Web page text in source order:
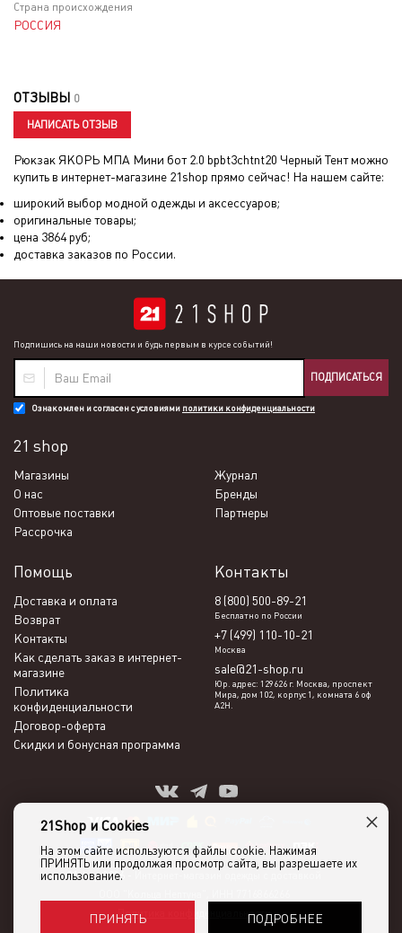
Страна происхождения
РОССИЯ
ОТЗЫВЫ 0
НАПИСАТЬ ОТЗЫВ
Рюкзак ЯКОРЬ МПА Мини бот 2.0 bpbt3chtnt20 Черный Тентможно
купить в интернет-магазине 21shop прямо сейчас! На нашем сайте:
широкий выбор модной одежды и аксессуаров;
оригинальные товары;
цена 3864руб;
доставка заказов по России.
Подпишись на наши новости и будь первым в курсе событий!
ПОДПИСАТЬСЯ
Ознакомлен и согласен с условиями политики конфиденциальности
21 shop
Магазины
Журнал
О нас
Бренды
Оптовые поставки
Партнеры
Рассрочка
Помощь
Доставка и оплата
Возврат
Контакты
Как сделать заказ в интернет-
магазине
Политика
конфиденциальности
Договор-оферта
Скидки и бонусная программа
Контакты
8 (800) 500-89-21
Бесплатно по России
+7 (499) 110-10-21
Москва
sale@21-shop.ru
Юр. адрес: 129626 г. Москва, проспект
Мира, дом 102, корпус 1, комната 6 оф
А2Н.
21shop 2026 -
Политика конфиденциальности
21Shop и Cookies
На этом сайте используются файлы cookie. Нажимая
ПРИНЯТЬ или продолжая просмотр сайта, вы разрешаете их
использование.
ПРИНЯТЬ ПОДРОБНЕЕ
×